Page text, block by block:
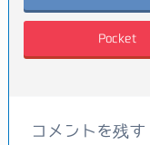
Pocket
コメントを残す